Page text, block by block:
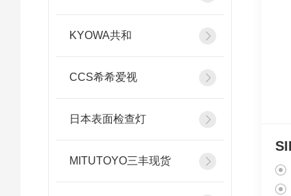
KYOWA共和
CCS希希爱视
日本表面检查灯
MITUTOYO三丰现货